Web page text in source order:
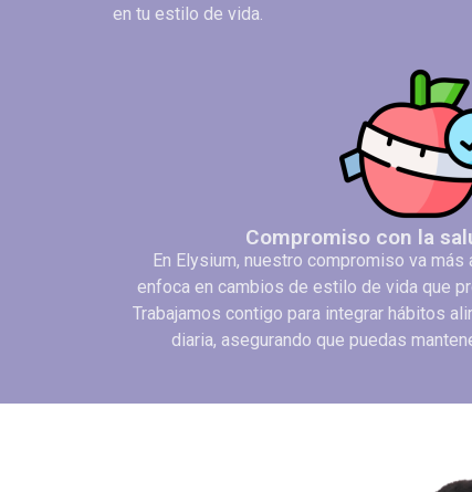
en tu estilo de vida.
Compromiso con la
En Elysium, nuestro compromiso va
enfoca en cambios de estilo de vida que
Trabajamos contigo para integrar hábitos
diaria, asegurando que puedas